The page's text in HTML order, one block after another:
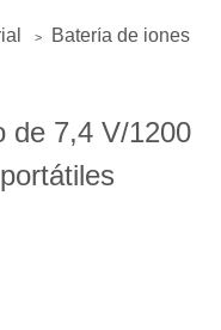
>
Batería de iones
de 7,4 V/1200